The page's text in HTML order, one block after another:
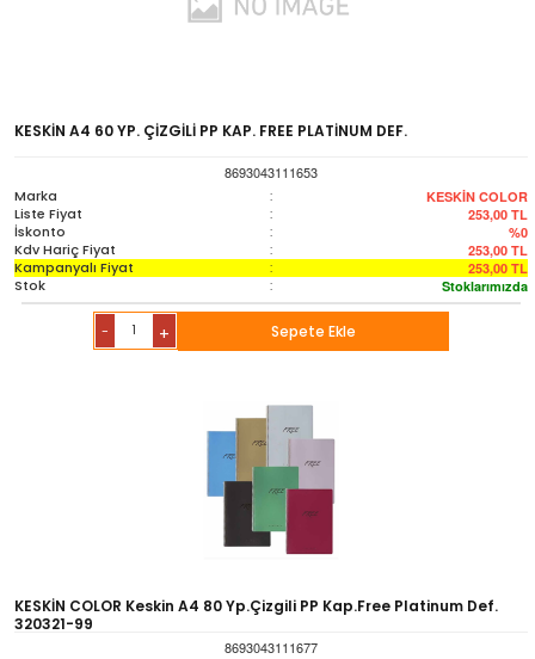
KESKİN A4 60 YP. ÇİZGİLİ PP KAP. FREE PLATİNUM DEF.
8693043111653
Marka
: KESKİN COLOR
Liste Fiyat : 253,00 TL
İskonto : %0
Kdv Hariç Fiyat : 253,00 TL
Kampanyalı Fiyat : 253,00 TL
Stok : Stoklarımızda
- + Sepete Ekle
KESKİN COLOR Keskin A4 80 Yp.Çizgili PP Kap.Free Platinum Def.
320321-99
8693043111677